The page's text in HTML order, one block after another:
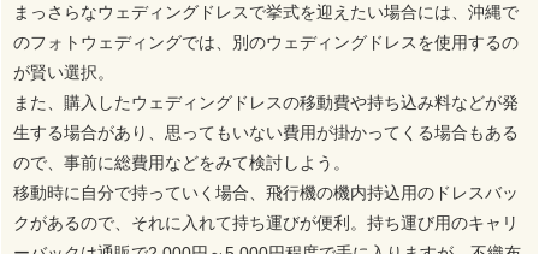
まっさらなウェディングドレスで挙式を迎えたい場合には、沖縄で
のフォトウェディングでは、別のウェディングドレスを使用するの
が賢い選択。
また、購入したウェディングドレスの移動費や持ち込み料などが発
生する場合があり、思ってもいない費用が掛かってくる場合もある
ので、事前に総費用などをみて検討しよう。
移動時に自分で持っていく場合、飛行機の機内持込用のドレスバッ
クがあるので、それに入れて持ち運びが便利。持ち運び用のキャリ